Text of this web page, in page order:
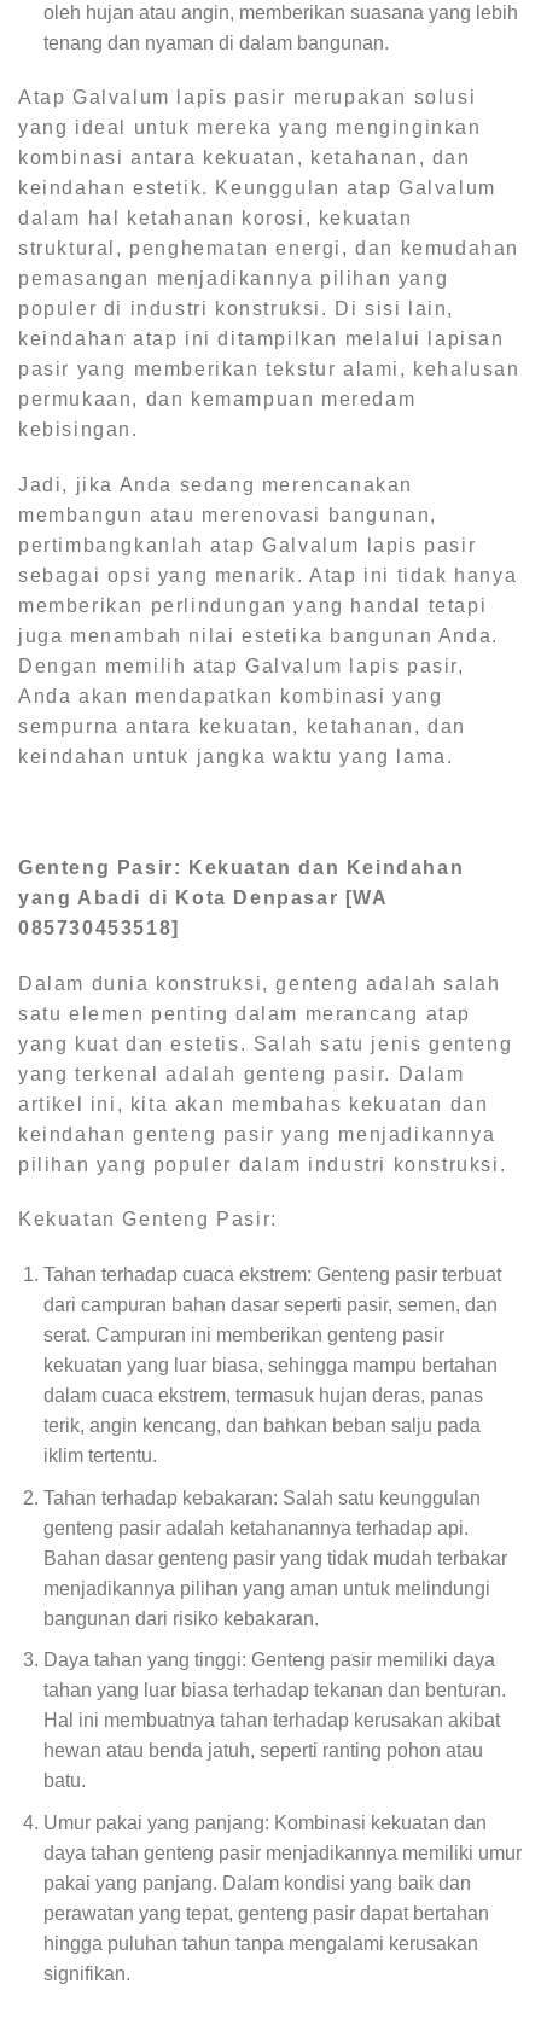
oleh hujan atau angin, memberikan suasana yang lebih
tenang dan nyaman di dalam bangunan.
Atap Galvalum lapis pasir merupakan solusi
yang ideal untuk mereka yang menginginkan
kombinasi antara kekuatan, ketahanan, dan
keindahan estetik. Keunggulan atap Galvalum
dalam hal ketahanan korosi, kekuatan
struktural, penghematan energi, dan kemudahan
pemasangan menjadikannya pilihan yang
populer di industri konstruksi. Di sisi lain,
keindahan atap ini ditampilkan melalui lapisan
pasir yang memberikan tekstur alami, kehalusan
permukaan, dan kemampuan meredam
kebisingan.
Jadi, jika Anda sedang merencanakan
membangun atau merenovasi bangunan,
pertimbangkanlah atap Galvalum lapis pasir
sebagai opsi yang menarik. Atap ini tidak hanya
memberikan perlindungan yang handal tetapi
juga menambah nilai estetika bangunan Anda.
Dengan memilih atap Galvalum lapis pasir,
Anda akan mendapatkan kombinasi yang
sempurna antara kekuatan, ketahanan, dan
keindahan untuk jangka waktu yang lama.
Genteng Pasir: Kekuatan dan Keindahan
yang Abadi di Kota Denpasar [WA
085730453518]
Dalam dunia konstruksi, genteng adalah salah
satu elemen penting dalam merancang atap
yang kuat dan estetis. Salah satu jenis genteng
yang terkenal adalah genteng pasir. Dalam
artikel ini, kita akan membahas kekuatan dan
keindahan genteng pasir yang menjadikannya
pilihan yang populer dalam industri konstruksi.
Kekuatan Genteng Pasir:
Tahan terhadap cuaca ekstrem: Genteng pasir terbuat
dari campuran bahan dasar seperti pasir, semen, dan
serat. Campuran ini memberikan genteng pasir
kekuatan yang luar biasa, sehingga mampu bertahan
dalam cuaca ekstrem, termasuk hujan deras, panas
terik, angin kencang, dan bahkan beban salju pada
iklim tertentu.
Tahan terhadap kebakaran: Salah satu keunggulan
genteng pasir adalah ketahanannya terhadap api.
Bahan dasar genteng pasir yang tidak mudah terbakar
menjadikannya pilihan yang aman untuk melindungi
bangunan dari risiko kebakaran.
Daya tahan yang tinggi: Genteng pasir memiliki daya
tahan yang luar biasa terhadap tekanan dan benturan.
Hal ini membuatnya tahan terhadap kerusakan akibat
hewan atau benda jatuh, seperti ranting pohon atau
batu.
Umur pakai yang panjang: Kombinasi kekuatan dan
daya tahan genteng pasir menjadikannya memiliki umur
pakai yang panjang. Dalam kondisi yang baik dan
perawatan yang tepat, genteng pasir dapat bertahan
hingga puluhan tahun tanpa mengalami kerusakan
signifikan.